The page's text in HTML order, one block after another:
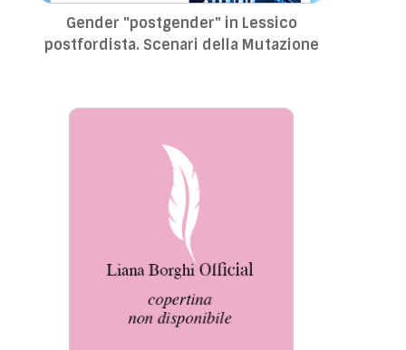
Gender "postgender" in Lessico
postfordista. Scenari della Mutazione